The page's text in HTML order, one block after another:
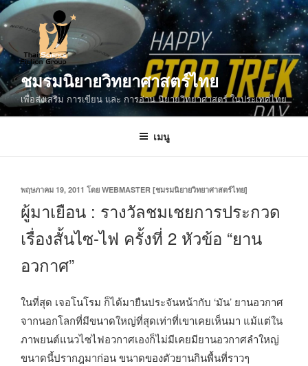
ข้าม
ไป
ยัง
บทความ
ชมรมนิยายวิทยาศาสตร์ไทย
เพื่อส่งเสริม การเขียน และ การอ่าน นิยายวิทยาศาสตร์ ในประเทศไทย
เมนู
เขียน
ที่
พฤษภาคม 19, 2011 โดย WEBMASTER [ชมรมนิยายวิทยาศาสตร์ไทย]
ผู้มาเยือน : รางวัลชมเชยการประกวด
เรื่องสั้นไซ-ไฟ ครั้งที่ 2 หัวข้อ “ยาน
อวกาศ”
ในที่สุด เจอโนโรม ก็ได้มายืนประจันหน้ากับ ‘มัน’ ยานอวกาศ
จากนอกโลกที่มีขนาดใหญ่ที่สุดเท่าที่เขาเคยเห็นมา แม้แต่ใน
ภาพยนต์แนวไซไฟอวกาศเองก็ไม่มีเคยมียานอวกาศลำใหญ่
ขนาดนี้ปรากฎมาก่อน ขนาดของตัวยานกินพื้นที่ราวๆ